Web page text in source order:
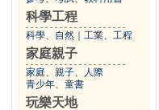
科學工程
科學、自然 工業、工程
家庭親子
家庭、親子、人際
青少年、童書
玩樂天地